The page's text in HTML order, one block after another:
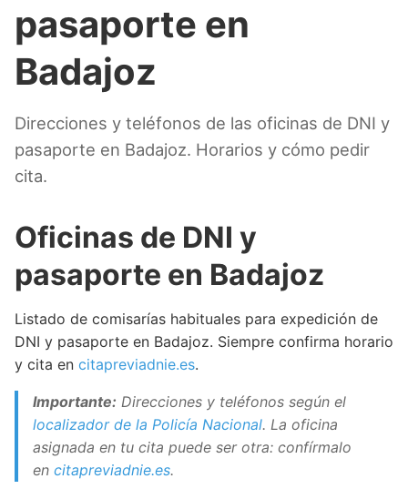
pasaporte en
Badajoz
Direcciones y teléfonos de las oficinas de DNI y
pasaporte en Badajoz. Horarios y cómo pedir
cita.
Oficinas de DNI y
pasaporte en Badajoz
Listado de comisarías habituales para expedición de
DNI y pasaporte en Badajoz. Siempre confirma horario
y cita en citapreviadnie.es.
Importante: Direcciones y teléfonos según el
localizador de la Policía Nacional. La oficina
asignada en tu cita puede ser otra: confírmalo
en citapreviadnie.es.